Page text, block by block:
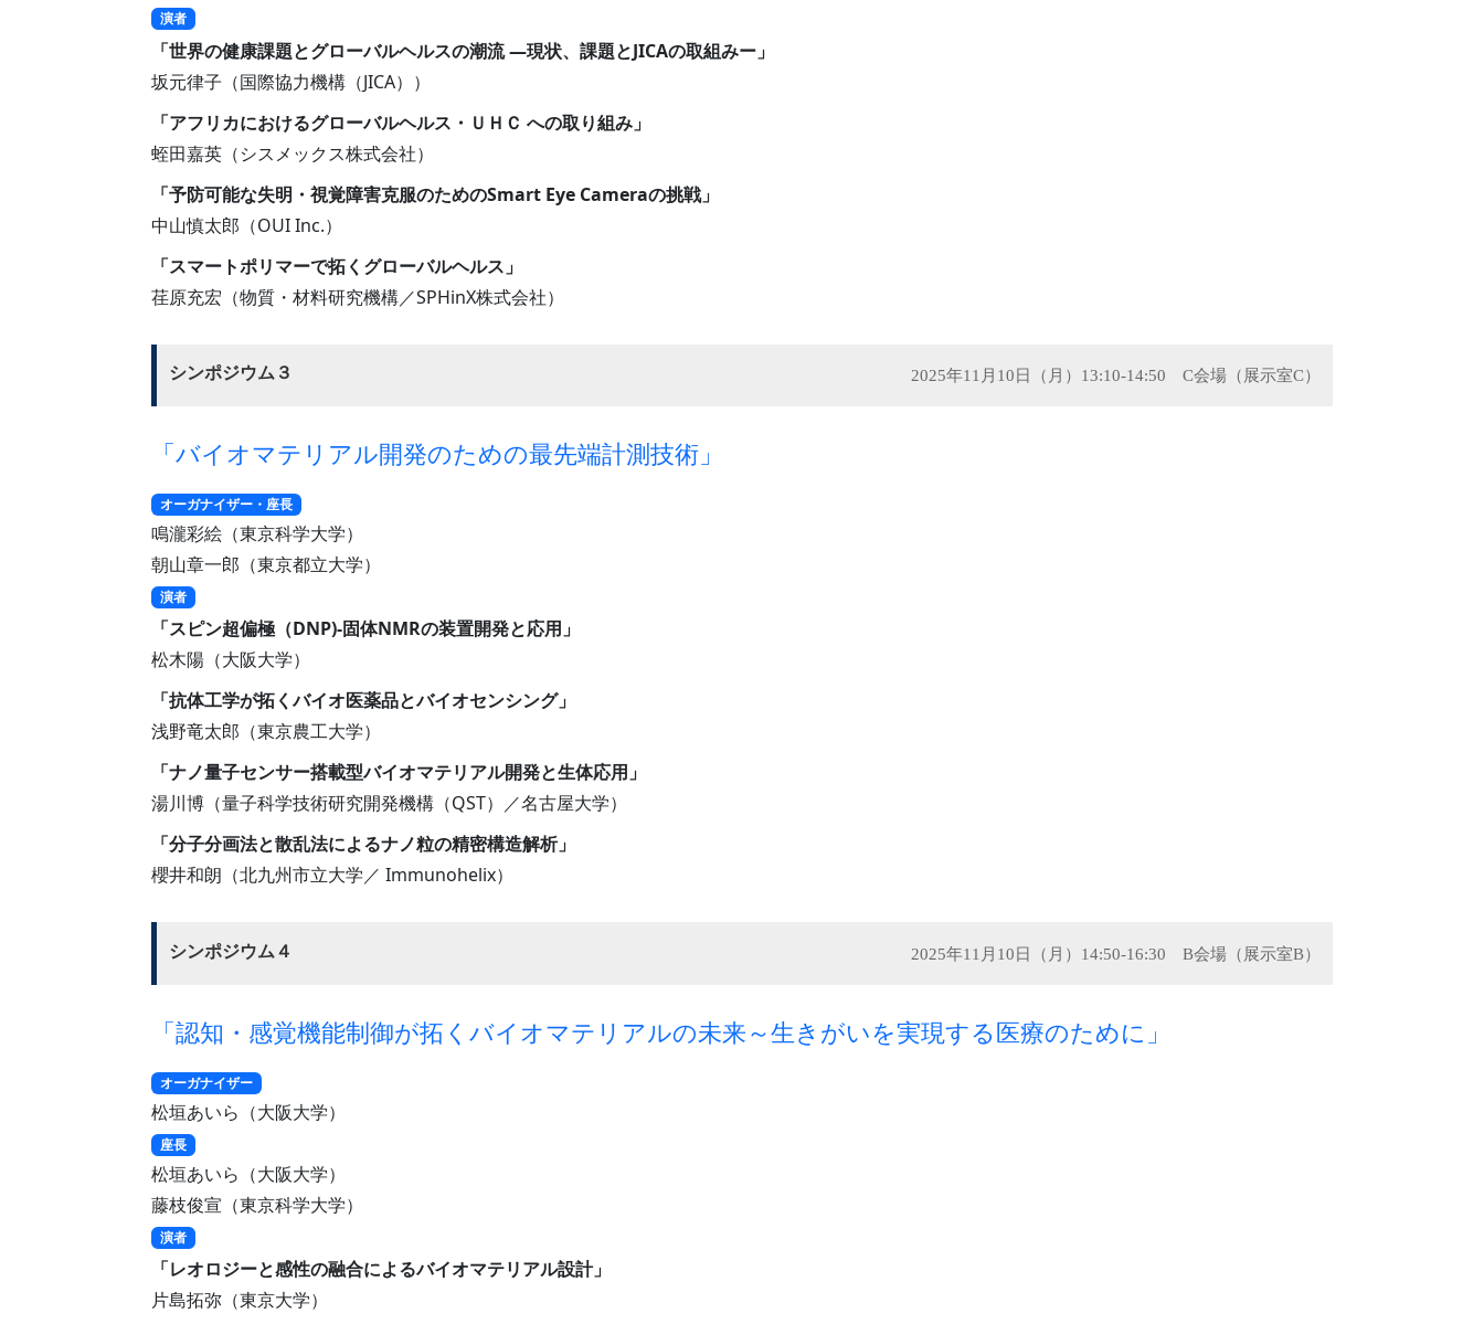
演者
「世界の健康課題とグローバル​ヘルスの潮流 ―現状、課題とJICAの取組みー」
坂元律子（国際協力機構（JICA））
「アフリカにおけるグローバルヘルス・ＵＨＣ への取り組み」
蛭田嘉英（シスメックス株式会社）
「予防可能な失明・視覚障害克服のためのSmart Eye Cameraの挑戦」
中山慎太郎（OUI Inc.）
「スマートポリマーで拓くグローバルヘルス」
荏原充宏（物質・材料研究機構／SPHinX株式会社）
シンポジウム３ 2025年11月10日（月）13:10-14:50 C会場（展示室C）
「バイオマテリアル開発のための最先端計測技術」
オーガナイザー・座長
鳴瀧彩絵（東京科学大学）
朝山章一郎（東京都立大学）
演者
「スピン超偏極（DNP)-固体NMRの装置開発と応用」
松木陽（大阪大学）
「抗体工学が拓くバイオ医薬品とバイオセンシング」
浅野竜太郎（東京農工大学）
「ナノ量子センサー搭載型バイオマテリアル開発と生体応用」
湯川博（量子科学技術研究開発機構（QST）／名古屋大学）
「分子分画法と散乱法によるナノ粒の精密構造解析」
櫻井和朗（北九州市立大学／ Immunohelix）
シンポジウム４ 2025年11月10日（月）14:50-16:30 B会場（展示室B）
「認知・感覚機能制御が拓くバイオマテリアルの未来～生きがいを実現する医療のために」
オーガナイザー
松垣あいら（大阪大学）
座長
松垣あいら（大阪大学）
藤枝俊宣（東京科学大学）
演者
「レオロジーと感性の融合によるバイオマテリアル設計」
片島拓弥（東京大学）